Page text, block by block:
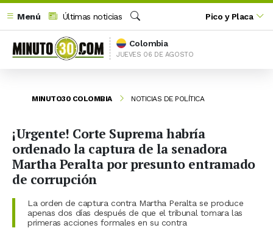
Menú
Últimas noticias
Buscar
Pico y Placa
Colombia
JUEVES 06 DE AGOSTO
MINUTO30 COLOMBIA NOTICIAS DE POLÍTICA
¡Urgente! Corte Suprema habría
ordenado la captura de la senadora
Martha Peralta por presunto entramado
de corrupción
La orden de captura contra Martha Peralta se produce
apenas dos días después de que el tribunal tomara las
primeras acciones formales en su contra